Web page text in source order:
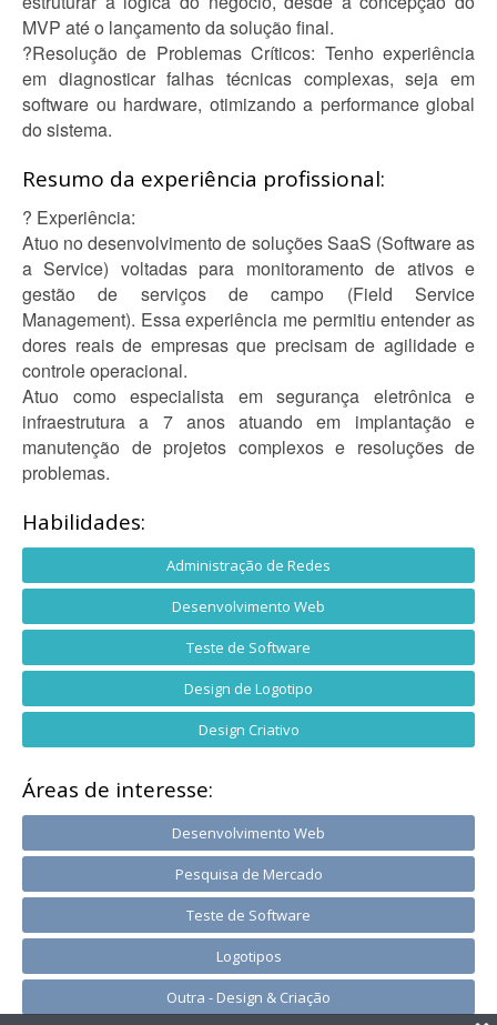
MVP até o lançamento da solução final.
?Resolução de Problemas Críticos: Tenho experiência
em diagnosticar falhas técnicas complexas, seja em
software ou hardware, otimizando a performance global
do sistema.
Resumo da experiência profissional:
? Experiência:
Atuo no desenvolvimento de soluções SaaS (Software as
a Service) voltadas para monitoramento de ativos e
gestão de serviços de campo (Field Service
Management). Essa experiência me permitiu entender as
dores reais de empresas que precisam de agilidade e
controle operacional.
Atuo como especialista em segurança eletrônica e
infraestrutura a 7 anos atuando em implantação e
manutenção de projetos complexos e resoluções de
problemas.
Habilidades:
Administração de Redes
Desenvolvimento Web
Teste de Software
Design de Logotipo
Design Criativo
Áreas de interesse:
Desenvolvimento Web
Pesquisa de Mercado
Teste de Software
Logotipos
Outra - Design & Criação